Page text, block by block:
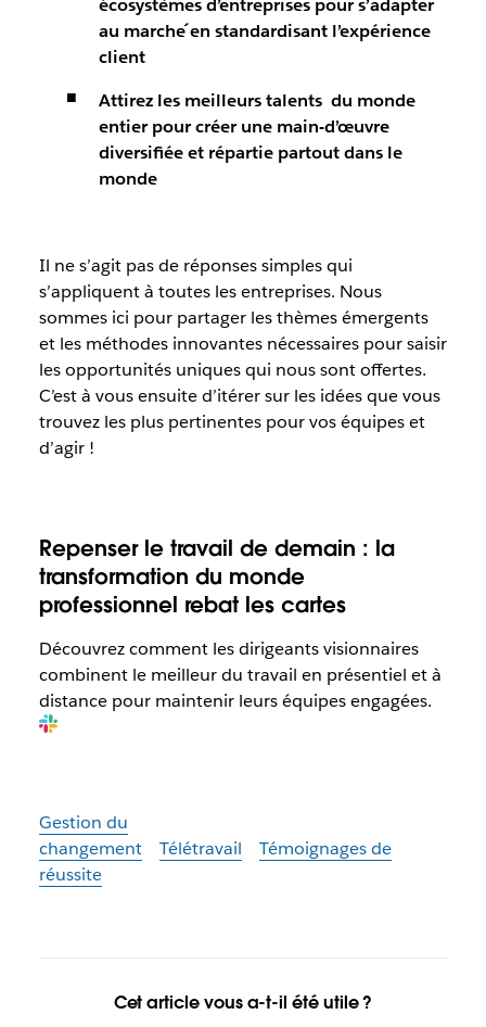
écosystèmes d’entreprises pour s’adapter
au marche ́en standardisant l’expérience
client
Attirez les meilleurs talents du monde
entier pour créer une main-d’œuvre
diversifiée et répartie partout dans le
monde
Il ne s’agit pas de réponses simples qui
s’appliquent à toutes les entreprises. Nous
sommes ici pour partager les thèmes émergents
et les méthodes innovantes nécessaires pour saisir
les opportunités uniques qui nous sont offertes.
C’est à vous ensuite d’itérer sur les idées que vous
trouvez les plus pertinentes pour vos équipes et
d’agir !
Repenser le travail de demain : la
transformation du monde
professionnel rebat les cartes
Découvrez comment les dirigeants visionnaires
combinent le meilleur du travail en présentiel et à
distance pour maintenir leurs équipes engagées.
Gestion du
changement
Télétravail
Témoignages de
réussite
Cet article vous a-t-il été utile ?